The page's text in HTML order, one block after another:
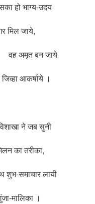
हो भाग्य-उदय
जाये,
अमृत बन जाये
आकर्षाये ।
ने जब सुनी
का तरीका,
समाचार लायी
।